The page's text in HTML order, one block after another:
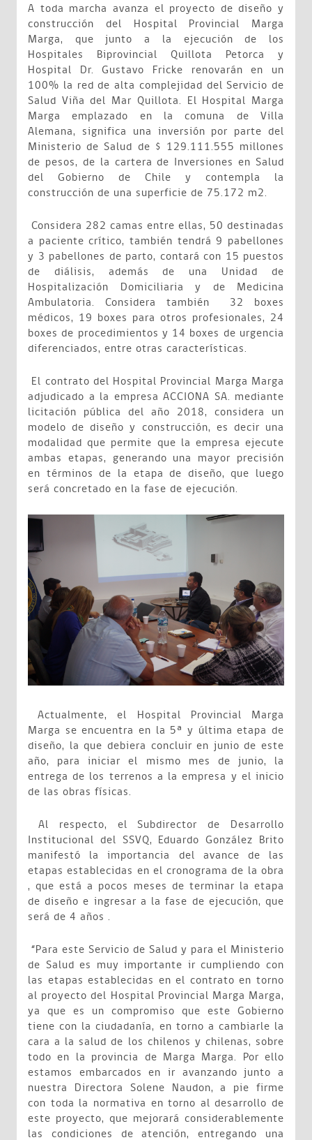
A toda marcha avanza el proyecto de diseño y
construcción del Hospital Provincial Marga
Marga, que junto a la ejecución de los
Hospitales Biprovincial Quillota Petorca y
Hospital Dr. Gustavo Fricke renovarán en un
100% la red de alta complejidad del Servicio de
Salud Viña del Mar Quillota. El Hospital Marga
Marga emplazado en la comuna de Villa
Alemana, significa una inversión por parte del
Ministerio de Salud de $ 129.111.555 millones
de pesos, de la cartera de Inversiones en Salud
del Gobierno de Chile y contempla la
construcción de una superficie de 75.172 m2.
Considera 282 camas entre ellas, 50 destinadas
a paciente crítico, también tendrá 9 pabellones
y 3 pabellones de parto, contará con 15 puestos
de diálisis, además de una Unidad de
Hospitalización Domiciliaria y de Medicina
Ambulatoria. Considera también 32 boxes
médicos, 19 boxes para otros profesionales, 24
boxes de procedimientos y 14 boxes de urgencia
diferenciados, entre otras características.
El contrato del Hospital Provincial Marga Marga
adjudicado a la empresa ACCIONA SA. mediante
licitación pública del año 2018, considera un
modelo de diseño y construcción, es decir una
modalidad que permite que la empresa ejecute
ambas etapas, generando una mayor precisión
en términos de la etapa de diseño, que luego
será concretado en la fase de ejecución.
Actualmente, el Hospital Provincial Marga
Marga se encuentra en la 5ª y última etapa de
diseño, la que debiera concluir en junio de este
año, para iniciar el mismo mes de junio, la
entrega de los terrenos a la empresa y el inicio
de las obras físicas.
Al respecto, el Subdirector de Desarrollo
Institucional del SSVQ, Eduardo González Brito
manifestó la importancia del avance de las
etapas establecidas en el cronograma de la obra
, que está a pocos meses de terminar la etapa
de diseño e ingresar a la fase de ejecución, que
será de 4 años .
“Para este Servicio de Salud y para el Ministerio
de Salud es muy importante ir cumpliendo con
las etapas establecidas en el contrato en torno
al proyecto del Hospital Provincial Marga Marga,
ya que es un compromiso que este Gobierno
tiene con la ciudadanía, en torno a cambiarle la
cara a la salud de los chilenos y chilenas, sobre
todo en la provincia de Marga Marga. Por ello
estamos embarcados en ir avanzando junto a
nuestra Directora Solene Naudon, a pie firme
con toda la normativa en torno al desarrollo de
este proyecto, que mejorará considerablemente
las condiciones de atención, entregando una